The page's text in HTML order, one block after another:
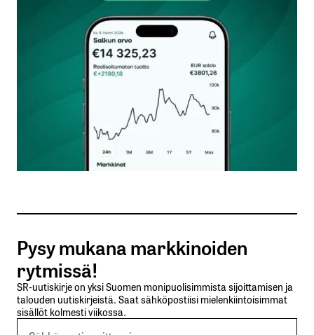
Kommentti*
Nimesi tai nimimerkkisi
Sähköpostiosoitteesi
Tilaa SalkunRakentajan uutiskirje
Lähetä kommentti
Pysy mukana markkinoiden
rytmissä!
SR-uutiskirje on yksi Suomen monipuolisimmista sijoittamisen ja
talouden uutiskirjeistä. Saat sähköpostiisi mielenkiintoisimmat
sisällöt kolmesti viikossa.